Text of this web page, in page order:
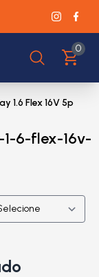
0
1.6 Flex 16V 5p
6-flex-16v-